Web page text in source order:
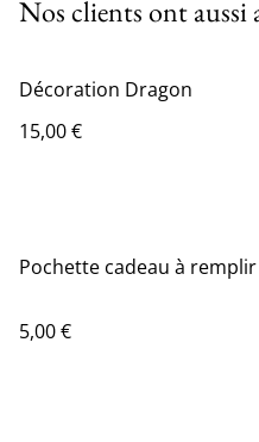
Nos clients ont aussi
Décoration Dragon
15,00 €
Pochette cadeau à remplir
5,00 €